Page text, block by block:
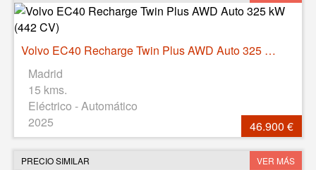
Volvo EC40 Recharge Twin Plus AWD Auto 325 kW (442 CV)
Madrid
15 kms.
Eléctrico - Automático
2025
46.900 €
PRECIO SIMILAR VER MÁS